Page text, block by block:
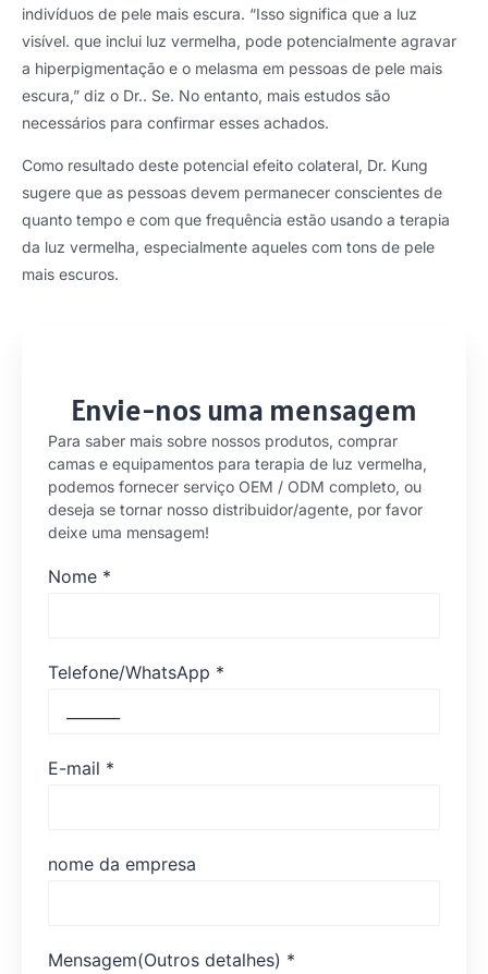
indivíduos de pele mais escura. “Isso significa que a luz
visível. que inclui luz vermelha, pode potencialmente agravar
a hiperpigmentação e o melasma em pessoas de pele mais
escura,” diz o Dr.. Se. No entanto, mais estudos são
necessários para confirmar esses achados.
Como resultado deste potencial efeito colateral, Dr. Kung
sugere que as pessoas devem permanecer conscientes de
quanto tempo e com que frequência estão usando a terapia
da luz vermelha, especialmente aqueles com tons de pele
mais escuros.
Envie-nos uma mensagem
Para saber mais sobre nossos produtos, comprar
camas e equipamentos para terapia de luz vermelha,
podemos fornecer serviço OEM / ODM completo, ou
deseja se tornar nosso distribuidor/agente, por favor
deixe uma mensagem!
Nome *
Telefone/WhatsApp *
E-mail *
nome da empresa
Mensagem(Outros detalhes) *